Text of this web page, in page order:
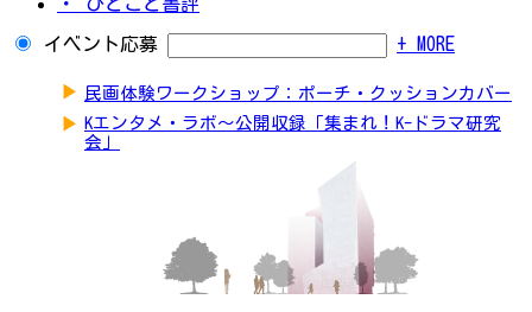
イベント応募 + MORE
▶ 民画体験ワークショップ：ポーチ・クッションカバー
▶ Kエンタメ・ラボ～公開収録「集まれ！K-ドラマ研究
会」